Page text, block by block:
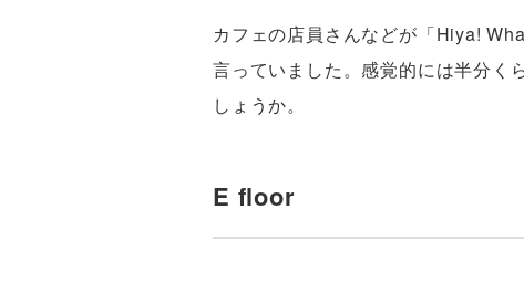
カフェの店員さんなどが「Hiya!
言っていました。感覚的には半分
しょうか。
E floor